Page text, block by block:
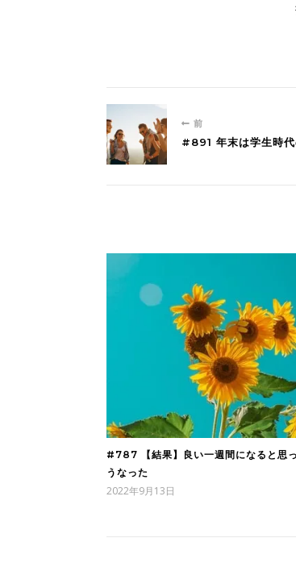
前
#891 年末は学生時代
#787 【結果】良い一週間になると思
うなった
2022年9月13日